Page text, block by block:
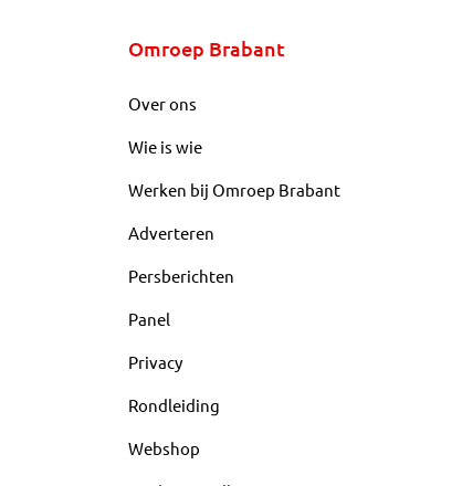
Omroep Brabant
Over ons
Wie is wie
Werken bij Omroep Brabant
Adverteren
Persberichten
Panel
Privacy
Rondleiding
Webshop